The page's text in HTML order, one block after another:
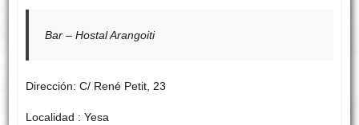
Bar – Hostal Arangoiti
Dirección: C/ René Petit, 23
Localidad : Yesa